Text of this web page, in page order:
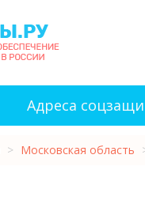
Адреса
> Московская область